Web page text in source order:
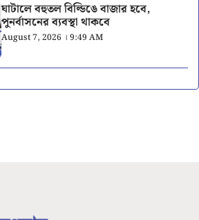
ঘাটালে বহুতল বিল্ডিঙে বাজার হবে,
পুনর্বাসনের ব্যবস্থা থাকবে
August 7, 2026 । 9:49 AM